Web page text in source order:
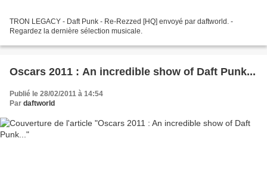
TRON LEGACY - Daft Punk - Re-Rezzed [HQ] envoyé par daftworld. -
Regardez la dernière sélection musicale.
Oscars 2011 : An incredible show of Daft Punk...
Publié le 28/02/2011 à 14:54
Par daftworld